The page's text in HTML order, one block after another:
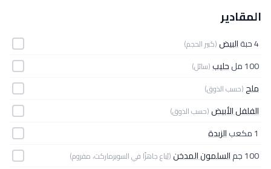
المقادير
4 حبة البيض(كبير الحجم)
100 مل حليب(سائل)
ملح(حسب الذوق)
الفلفل الأبيض(حسب الذوق)
1 مكعب
الزبدة
100 جم
السلمون المدخن(يُباع جاهزًا في السوبرماركت، مفروم)